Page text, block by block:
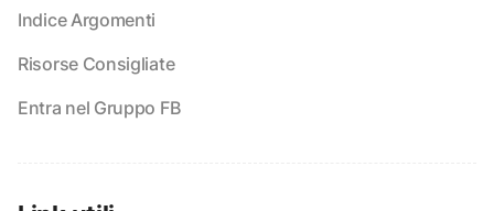
Indice Argomenti
Risorse Consigliate
Entra nel Gruppo FB